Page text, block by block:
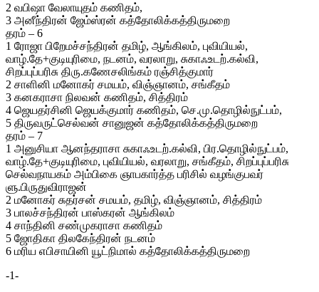
2 வபிஷா வேலாயுதம் கணிதம்,
3 அனீந்திரன் ஜேம்ஸ்ரன் கத்தோலிக்கத்திருமறை
தரம் – 6
1 ரோஜா பிறேமச்சந்திரன் தமிழ், ஆங்கிலம், புவியியல்,
வாழ்.தே+குடியுரிமை, நடனம், வரலாறு, சுகாஃஉடற்.கல்வி,
சிறப்புப்பரிசு திரு.கணேசலிங்கம் ரஞ்சித்குமார்
2 சாளினி மனோகர் சமயம், விஞ்ஞானம், சங்கீதம்
3 கனகராசா நிலவன் கணிதம், சித்திரம்
4 ஜெயதர்சினி ஜெயக்குமார் கணிதம், செ.மு.தொழில்நுட்பம்,
5 திருவருட்செல்வன் சானுஜன் கத்தோலிக்கத்திருமறை
தரம் – 7
1 அனுசியா ஆனந்தராசா சுகாஃஉடற்.கல்வி, பிர.தொழில்நுட்பம்,
வாழ்.தே+குடியுரிமை, புவியியல், வரலாறு, சங்கீதம், சிறப்புப்பரிசு
செல்வநாயகம் அம்பிகை ஞாபகார்த்த பரிசில் வழங்குபவர்
ளு.பிருதுவிராஜன்
2 மனோகர் சுதர்சன் சமயம், தமிழ், விஞ்ஞானம், சித்திரம்
3 பாலச்சந்திரன் பாஸ்கரன் ஆங்கிலம்
4 சாந்தினி சண்முகராசா கணிதம்
5 ஜோதிகா திலகேந்திரன் நடனம்
6 மரிய எபிசாயினி யூட்நிமால் கத்தோலிக்கத்திருமறை
-1-